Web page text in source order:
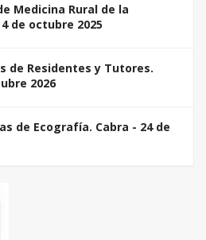
Medicina Rural de la
de octubre 2025
de Residentes y Tutores.
2026
de Ecografía. Cabra - 24 de